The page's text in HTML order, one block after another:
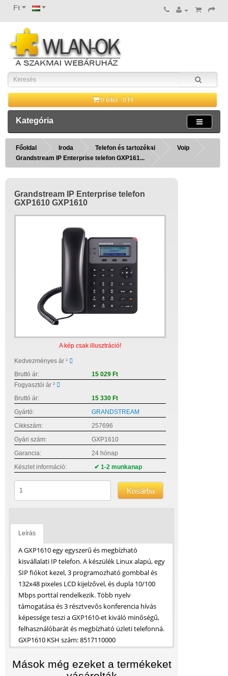
Ft
0 tétel - 0 Ft
Kategória
Főoldal Iroda Telefon és tartozékai
Voip
Grandstream IP Enterprise telefon GXP161...
Grandstream IP Enterprise telefon
GXP1610 GXP1610
A kép csak illusztráció!
Kedvezményes ár ¹
Bruttó ár:
15 029 Ft
Fogyasztói ár ²
Bruttó ár:
15 330 Ft
Gyártó:
GRANDSTREAM
Cikkszám:
257696
Gyári szám:
GXP1610
Garancia:
24 hónap
Készlet információ:
✔ 1-2 munkanap
Kosárba
Leírás
A GXP1610 egy egyszerű és megbízható
kisvállalati IP telefon. A készülék Linux alapú, egy
SIP fiókot kezel, 3 programozható gombbal és
132x48 pixeles LCD kijelzővel, és dupla 10/100
Mbps porttal rendelkezik. Több nyelv
támogatása és 3 résztvevős konferencia hívás
képessége teszi a GXP1610-et kiváló minőségű,
felhasználóbarát és megbízható üzleti telefonná.
GXP1610 KSH szám: 8517110000
Mások még ezeket a termékeket